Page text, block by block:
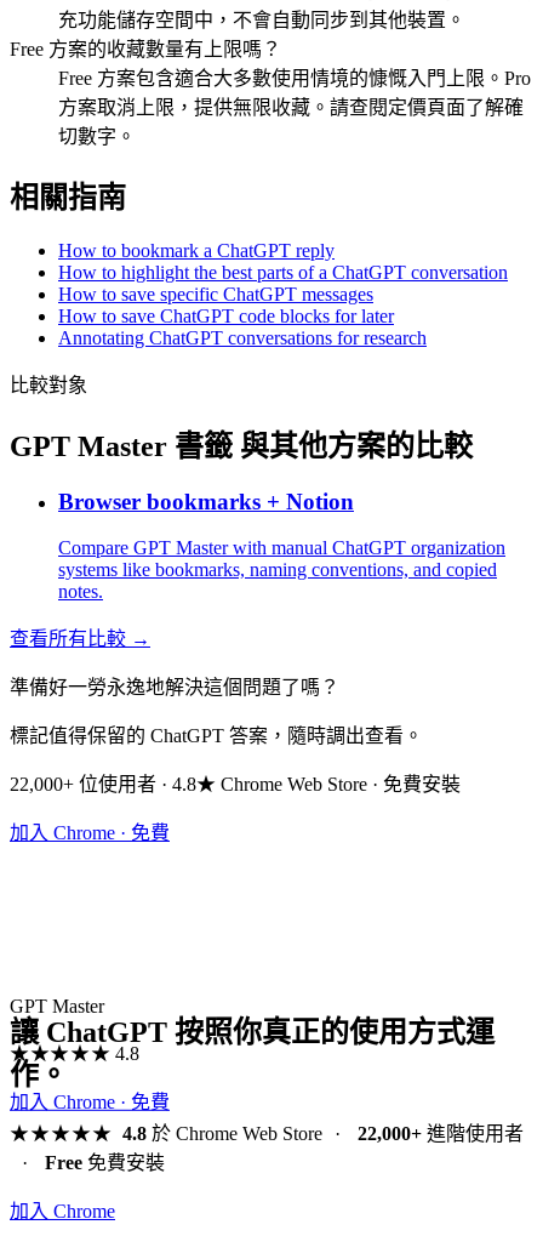
充功能儲存空間中，不會自動同步到其他裝置。
Free 方案的收藏數量有上限嗎？
Free 方案包含適合大多數使用情境的慷慨入門上限。Pro
方案取消上限，提供無限收藏。請查閱定價頁面了解確
切數字。
相關指南
How to bookmark a ChatGPT reply
How to highlight the best parts of a ChatGPT conversation
How to save specific ChatGPT messages
How to save ChatGPT code blocks for later
Annotating ChatGPT conversations for research
比較對象
GPT Master 書籤 與其他方案的比較
Browser bookmarks + Notion
Compare GPT Master with manual ChatGPT organization
systems like bookmarks, naming conventions, and copied
notes.
查看所有比較 →
準備好一勞永逸地解決這個問題了嗎？
標記值得保留的 ChatGPT 答案，隨時調出查看。
22,000+ 位使用者 · 4.8★ Chrome Web Store · 免費安裝
加入 Chrome · 免費
GPT Master
★★★★★ 4.8
加入 Chrome · 免費
讓 ChatGPT 按照你真正的使用方式運
作。
★★★★★ 4.8於 Chrome Web Store · 22,000+進階使用者
·
Free 免費安裝
加入 Chrome